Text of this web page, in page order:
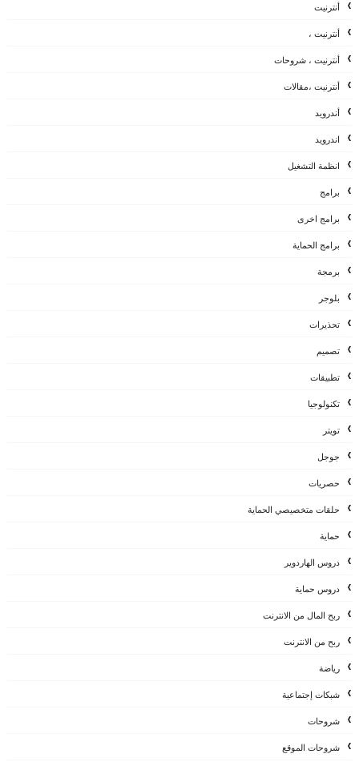
أنترنيت
أنترنيت ،
أنترنيت ، شروحات
أنترنيت ،مقالات
أندرويد
اندرويد
انظمة التشغيل
برامج
برامج اخرى
برامج الحماية
برمجة
بلوجر
تحذيرات
تصميم
تطبيقات
تكنولوجيا
تويتر
جوجل
حصريات
حلقات متخصيصي الحماية
حماية
دروس الهاردوير
دروس حماية
ربح المال من الانترنت
ربح من الانترنت
رياضة
شبكات إجتماعية
شروحات
شروحات الموقع